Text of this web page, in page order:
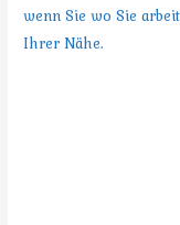
wenn Sie wo Sie
Ihrer Nähe.